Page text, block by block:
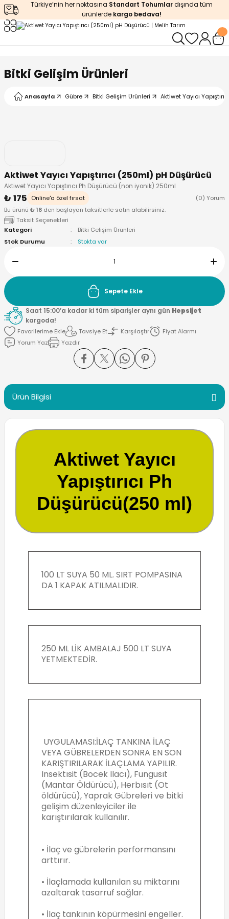
Türkiye’nin her noktasına Standart Tohumlardışında tüm
ürünlerde kargo bedava!
Bitki Gelişim Ürünleri
Anasayfa Gübre Bitki Gelişim Ürünleri Aktiwet Yayıcı
Aktiwet Yayıcı Yapıştırıcı (250ml) pH Düşürücü
Aktiwet Yayıcı Yapıştırıcı Ph Düşürücü (non iyonik) 250ml
₺ 175 Online'a özel fırsat
(0) Yorum
Bu ürünü ₺ 18 den başlayan taksitlerle satın alabilirsiniz.
Taksit Seçenekleri
Kategori
Bitki Gelişim Ürünleri
Stok Durumu
Stokta var
Sepete Ekle
Saat 15:00’a kadar ki tüm siparişler aynı gün Hepsijet
kargoda!
Tavsiye Et
Karşılaştır
Fiyat Alarmı
Yorum Yaz
Yazdır
Ürün Bilgisi
Aktiwet Yayıcı
Yapıştırıcı Ph
Düşürücü(250 ml)
100 LT SUYA 50 ML. SIRT POMPASINA
DA 1 KAPAK ATILMALIDIR.
250 ML LİK AMBALAJ 500 LT SUYA
YETMEKTEDİR.
UYGULAMASI:İLAÇ TANKINA İLAÇ
VEYA GÜBRELERDEN SONRA EN SON
KARIŞTIRILARAK İLAÇLAMA YAPILIR.
Insektısit (Bocek Ilacı), Fungusıt
(Mantar Öldürücü), Herbısıt (Ot
öldürücü), Yaprak Gübreleri ve bitki
gelişim düzenleyiciler ile
karıştırılarak kullanılır.
• İlaç ve gübrelerin performansını
arttırır.
• İlaçlamada kullanılan su miktarını
azaltarak tasarruf sağlar.
• İlaç tankının köpürmesini engeller.
Geri Dön
Geri Dön
Geri Dön
Geri Dön
Ürünleri
Geri Dön
Asit